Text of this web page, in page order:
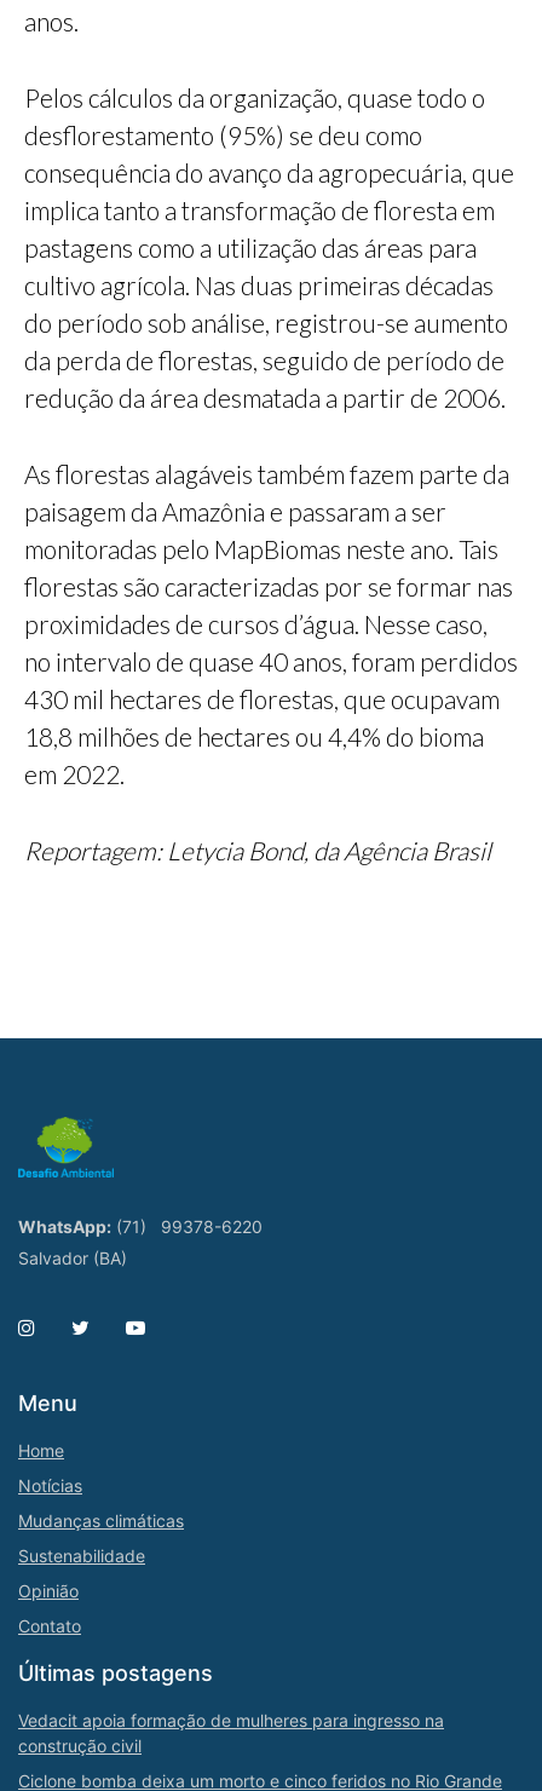
anos.
Pelos cálculos da organização, quase todo o
desflorestamento (95%) se deu como
consequência do avanço da agropecuária, que
implica tanto a transformação de floresta em
pastagens como a utilização das áreas para
cultivo agrícola. Nas duas primeiras décadas
do período sob análise, registrou-se aumento
da perda de florestas, seguido de período de
redução da área desmatada a partir de 2006.
As florestas alagáveis também fazem parte da
paisagem da Amazônia e passaram a ser
monitoradas pelo MapBiomas neste ano. Tais
florestas são caracterizadas por se formar nas
proximidades de cursos d’água. Nesse caso,
no intervalo de quase 40 anos, foram perdidos
430 mil hectares de florestas, que ocupavam
18,8 milhões de hectares ou 4,4% do bioma
em 2022.
Reportagem: Letycia Bond, da Agência Brasil
WhatsApp: (71)
99378-6220
Salvador (BA)
Menu
Home
Notícias
Mudanças climáticas
Sustenabilidade
Opinião
Contato
Últimas postagens
Vedacit apoia formação de mulheres para ingresso na
construção civil
Ciclone bomba deixa um morto e cinco feridos no Rio Grande